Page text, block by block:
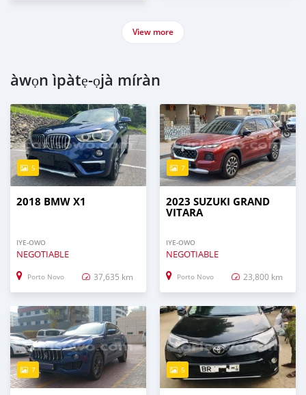
View more
àwọn ìpàtẹ-ọjà míràn
5
2018 BMW X1
IYE-OWO
NEGOTIABLE
Porto Novo 37,635 km
7
2023 SUZUKI GRAND
VITARA
IYE-OWO
NEGOTIABLE
Porto Novo 23,800 km
7 5